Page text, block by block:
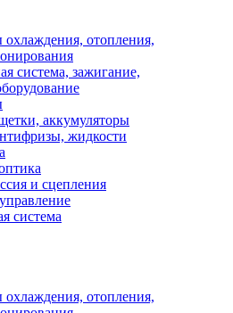
отопления,
система, зажигание,
аккумуляторы
жидкости
и сцепления
система
отопления,